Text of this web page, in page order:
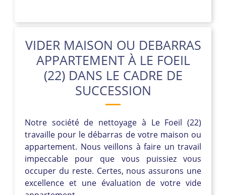
VIDER MAISON OU DEBARRAS
APPARTEMENT À LE FOEIL
(22) DANS LE CADRE DE
SUCCESSION
Notre société de nettoyage à Le Foeil (22)
travaille pour le débarras de votre maison ou
appartement. Nous veillons à faire un travail
impeccable pour que vous puissiez vous
occuper du reste. Certes, nous assurons une
excellence et une évaluation de votre vide